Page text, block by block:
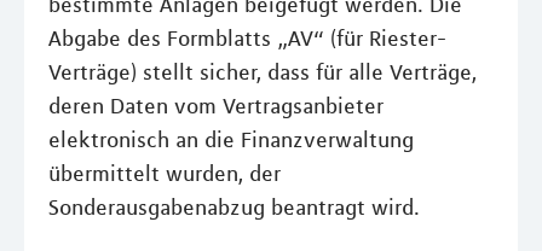
Abgabe des Formblatts „AV“ (für Riester-
Verträge) stellt sicher, dass für alle Verträge,
deren Daten vom Vertragsanbieter
elektronisch an die Finanzverwaltung
übermittelt wurden, der
Sonderausgabenabzug beantragt wird.